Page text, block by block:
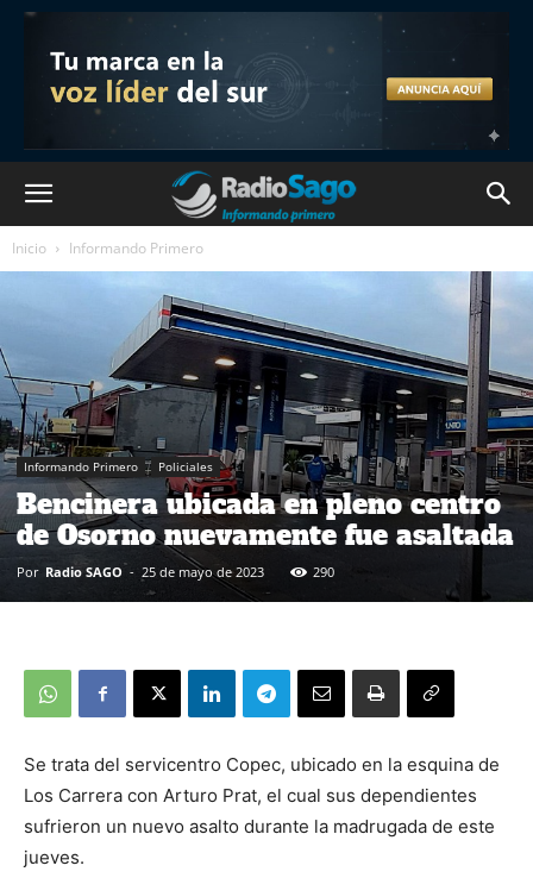
Inicio Informando Primero
Informando Primero Policiales
Bencinera ubicada en pleno centro
de Osorno nuevamente fue asaltada
Por Radio SAGO - 25 de mayo de 2023 290
Se trata del servicentro Copec, ubicado en la esquina de
Los Carrera con Arturo Prat, el cual sus dependientes
sufrieron un nuevo asalto durante la madrugada de este
jueves.